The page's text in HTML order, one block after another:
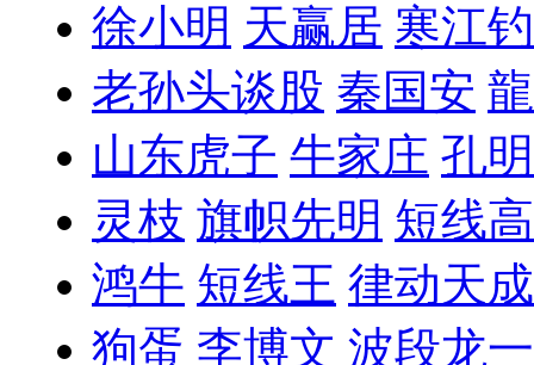
徐小明 天赢居 寒江
老孙头谈股 秦国安
山东虎子 牛家庄 孔
灵枝 旗帜先明 短线
鸿牛 短线王 律动天成
狗蛋 李博文 波段龙一